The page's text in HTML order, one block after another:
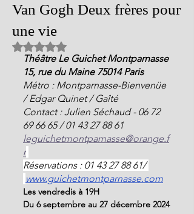
Van Gogh Deux frères pour
une vie
Noté NaN étoiles sur 5.
Théâtre Le Guichet Montparnasse
15, rue du Maine 75014 Paris
Métro : Montparnasse-Bienvenüe
/ Edgar Quinet / Gaîté
Contact : Julien Séchaud - 06 72
69 66 65 / 01 43 27 88 61
leguichetmontparnasse@orange.f
r
Réservations : 01 43 27 88 61/
www.guichetmontparnasse.com
Les vendredis à 19H
Du 6 septembre au 27 décembre 2024